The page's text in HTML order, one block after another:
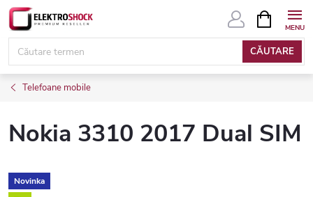
Treci
conținut
CĂUTARE
COŞ
DE
Telefoane mobile
Nokia 3310 2017 Dual SIM
Novinka